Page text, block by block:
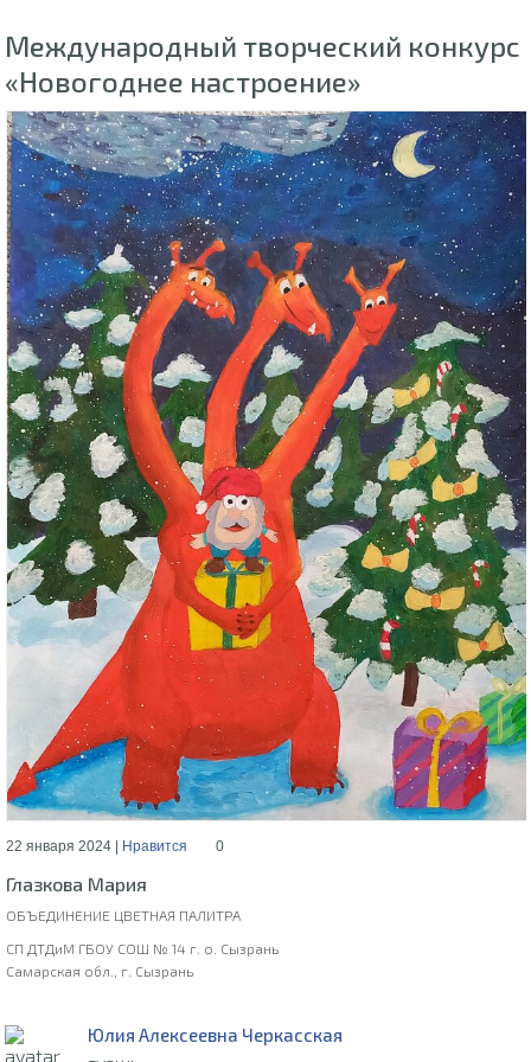
Международный творческий конкурс
«Новогоднее настроение»
22 января 2024 | Нравится 0
Глазкова Мария
ОБЪЕДИНЕНИЕ ЦВЕТНАЯ ПАЛИТРА
СП ДТДиМ ГБОУ СОШ № 14 г. о. Сызрань
Самарская обл., г. Сызрань
Юлия Алексеевна Черкасская